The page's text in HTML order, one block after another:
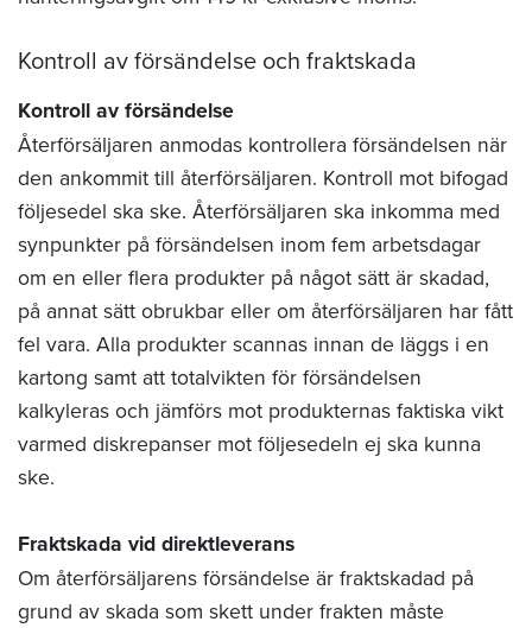
Kontroll av försändelse och fraktskada
Kontroll av försändelse
Återförsäljaren anmodas kontrollera försändelsen när
den ankommit till återförsäljaren. Kontroll mot bifogad
följesedel ska ske. Återförsäljaren ska inkomma med
synpunkter på försändelsen inom fem arbetsdagar
om en eller flera produkter på något sätt är skadad,
på annat sätt obrukbar eller om återförsäljaren har fått
fel vara. Alla produkter scannas innan de läggs i en
kartong samt att totalvikten för försändelsen
kalkyleras och jämförs mot produkternas faktiska vikt
varmed diskrepanser mot följesedeln ej ska kunna
ske.
Fraktskada vid direktleverans
Om återförsäljarens försändelse är fraktskadad på
grund av skada som skett under frakten måste